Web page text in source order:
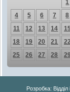
1
4
5 6 7 8
11
12 13 14
18
19 20 21
25
26 27 28
Розробка: